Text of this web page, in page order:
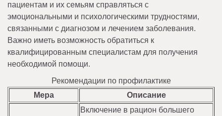
пациентам и их семьям справляться с
эмоциональными и психологическими трудностями,
связанными с диагнозом и лечением заболевания.
Важно иметь возможность обратиться к
квалифицированным специалистам для получения
необходимой помощи.
Рекомендации по профилактике
Мера
Описание
Включение в рацион большего